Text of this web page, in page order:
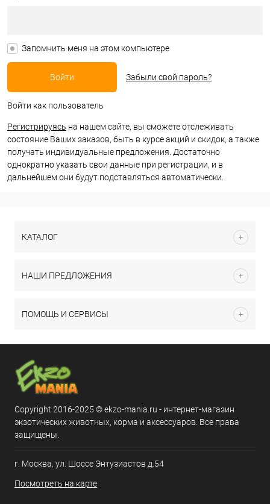
Запомнить меня на этом компьютере
Забыли свой пароль?
Войти как пользователь
Регистрируясь на нашем сайте, вы сможете отслеживать
состояние Ваших заказов, быть в курсе акций и скидок, а также
получать индивидуальные предложения. Достаточно
однократно указать свои данные при регистрации, и в
дальнейшем они будут подставляться автоматически.
КАТАЛОГ
НАШИ ПРЕДЛОЖЕНИЯ
ПОМОЩЬ И СЕРВИСЫ
Copyright 2016-2025 © ekzo-mania.ru - интернет-магазин
экзотических животных, корма и аксессуаров. Все права
защищены.
г. Москва, ул. Шоссе Энтузиастов д.54
Посмотреть на карте